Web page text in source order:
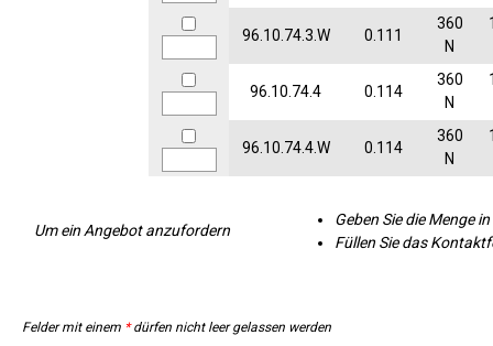
96.10.74.3.W 0.111
360
N
96.10.74.4 0.114
360
N
96.10.74.4.W 0.114
360
N
Um ein Angebot anzufordern
Geben Sie die Menge
Füllen Sie das
Felder mit einem *dürfen nicht leer gelassen werden